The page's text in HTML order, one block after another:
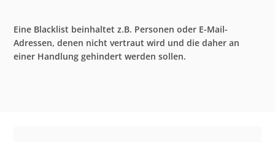
Eine Blacklist beinhaltet z.B. Personen oder E-Mail-
Adressen, denen nicht vertraut wird und die daher an
einer Handlung gehindert werden sollen.